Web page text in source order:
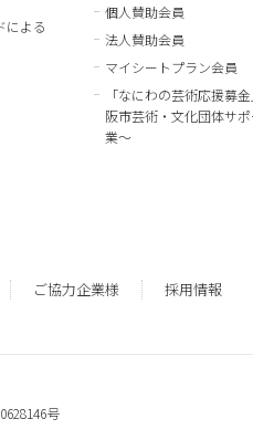
による
個人賛助会員
法人賛助会員
マイシートプラン会員
「なにわの芸術応援募
阪市芸術・文化団体サ
業～
ご協力企業様 採用情報
号